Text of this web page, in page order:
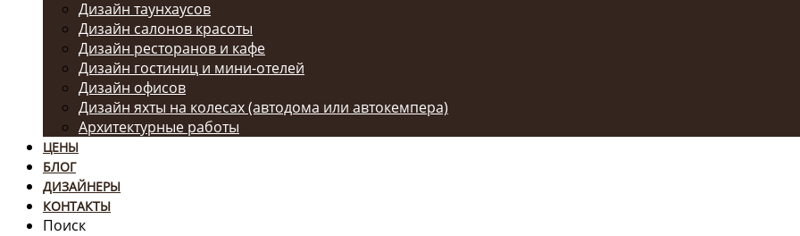
Дизайн таунхаусов
Дизайн салонов красоты
Дизайн ресторанов и кафе
Дизайн гостиниц и мини-отелей
Дизайн офисов
Дизайн яхты на колесах (автодома или автокемпера)
Архитектурные работы
ЦЕНЫ
БЛОГ
ДИЗАЙНЕРЫ
КОНТАКТЫ
Поиск